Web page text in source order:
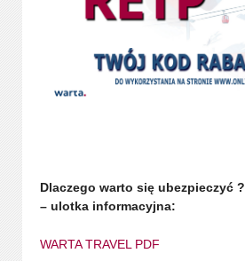
Dlaczego warto się ubezpieczyć ?
– ulotka informacyjna:
WARTA TRAVEL PDF